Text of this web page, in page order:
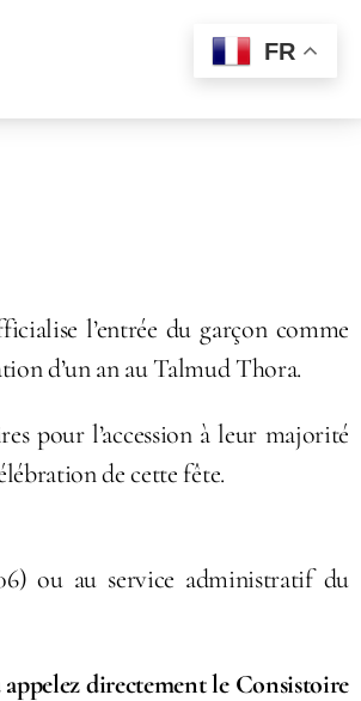
l’entrée du garçon comme
d’un an au Talmud Thora.
pour l’accession à leur majorité
de cette fête.
ou au service administratif du
directement le Consistoire
FR